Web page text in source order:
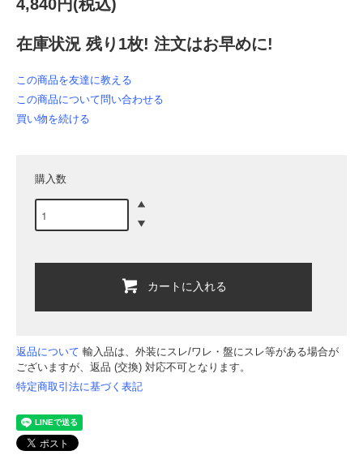
4,840円(税込)
在庫状況 残り1枚! 注文はお早めに!
この商品を友達に教える
この商品について問い合わせる
買い物を続ける
購入数
カートに入れる
返品について 輸入品は、外装にスレ/ワレ・盤にスレ等がある場合が
ございますが、返品 (交換) 対応不可となります。
特定商取引法に基づく表記